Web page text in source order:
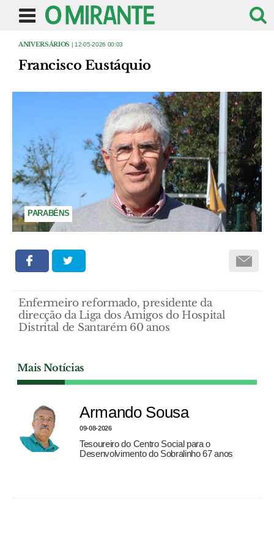
ANIVERSÁRIOS | 12-05-2026 00:03
Francisco Eustáquio
PARABÉNS
Enfermeiro reformado, presidente da
direcção da Liga dos Amigos do Hospital
Distrital de Santarém 60 anos
Mais Notícias
Armando Sousa
09-08-2026
Tesoureiro do Centro Social para o
Desenvolvimento do Sobralinho 67 anos